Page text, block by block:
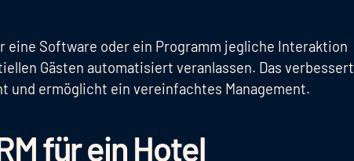
eine Software oder ein Programm jegliche Interaktion
Gästen automatisiert veranlassen. Das verbessert
und ermöglicht ein vereinfachtes Management.
für ein Hotel